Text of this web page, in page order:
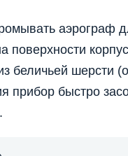
аэрограф
поверхности
беличьей шерсти
прибор быстро